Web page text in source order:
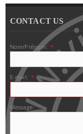
CONTACT US
Nom/Prénom: *
E-mail: *
Message: